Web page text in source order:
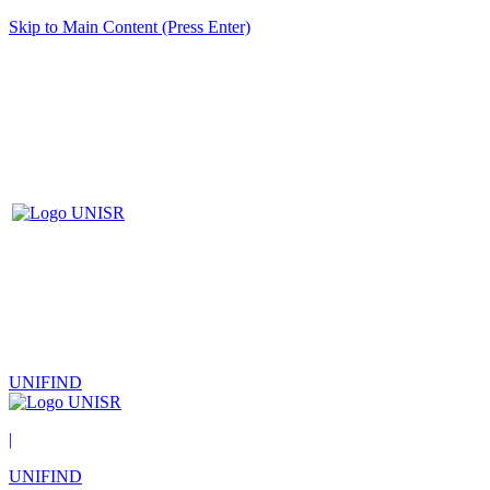
Skip to Main Content (Press Enter)
UNIFIND
|
UNIFIND